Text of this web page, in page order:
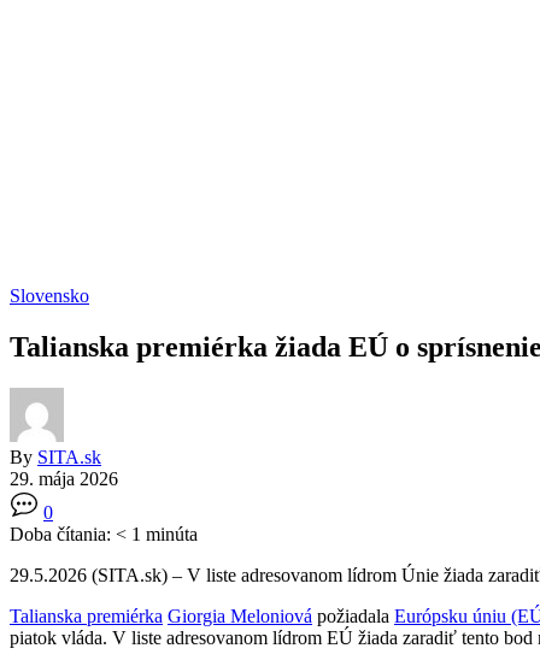
Slovensko
Talianska premiérka žiada EÚ o
By SITA.sk
29. mája 2026
0
Doba čítania: < 1 minúta
29.5.2026 (SITA.sk) – V liste adresovanom lídrom Únie žiada
Talianska premiérka Giorgia Meloniová požiadala Európsku úniu
piatok vláda. V liste adresovanom lídrom EÚ žiada zaradiť tento